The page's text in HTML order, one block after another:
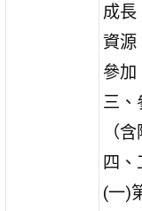
成長
資源
參加
三、
（
四、
(一)